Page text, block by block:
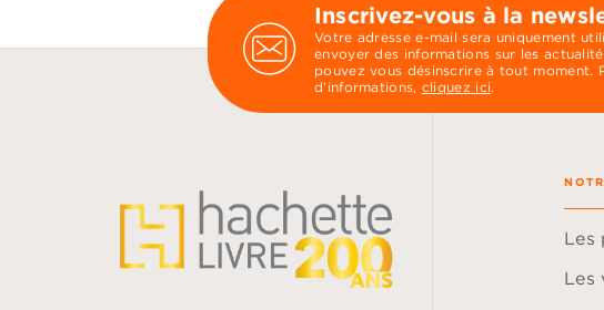
Inscrivez-vous à la
Votre adresse e-mail sera uniquement
envoyer des informations sur les
pouvez vous désinscrire à tout moment.
d’informations, cliquez ici.
Les
Les